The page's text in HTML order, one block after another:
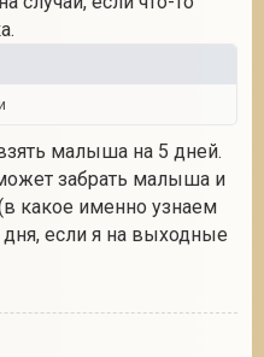
малыша на 5 дней.
забрать малыша и
какое именно узнаем
если я на выходные